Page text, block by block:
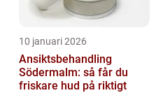
10 januari 2026
Ansiktsbehandling
Södermalm: så får du
friskare hud på riktigt